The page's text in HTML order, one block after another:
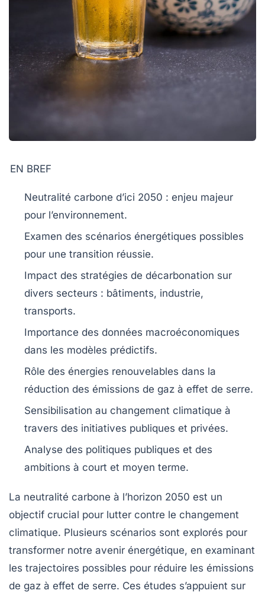
EN BREF
Neutralité carbone d’ici 2050 : enjeu majeur
pour l’environnement.
Examen des scénarios énergétiques possibles
pour une transition réussie.
Impact des stratégies de décarbonation sur
divers secteurs : bâtiments, industrie,
transports.
Importance des données macroéconomiques
dans les modèles prédictifs.
Rôle des énergies renouvelables dans la
réduction des émissions de gaz à effet de serre.
Sensibilisation au changement climatique à
travers des initiatives publiques et privées.
Analyse des politiques publiques et des
ambitions à court et moyen terme.
La neutralité carbone à l’horizon 2050 est un
objectif crucial pour lutter contre le changement
climatique. Plusieurs scénarios sont explorés pour
transformer notre avenir énergétique, en examinant
les trajectoires possibles pour réduire les émissions
de gaz à effet de serre. Ces études s’appuient sur